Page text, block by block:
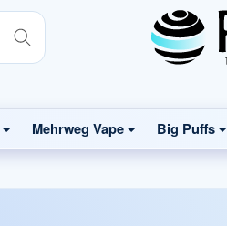
Mehrweg Vape Big Puffs